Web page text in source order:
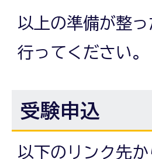
以上の準備が整
行ってください。
受験申込
以下のリンク先